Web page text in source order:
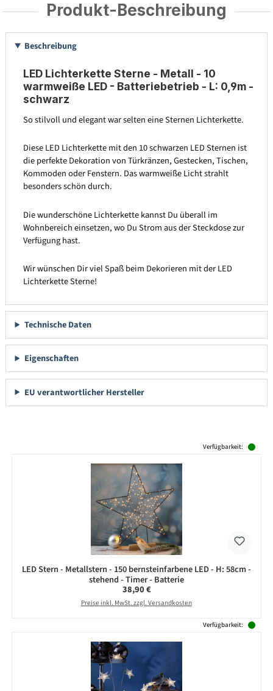
Produkt-Beschreibung
Beschreibung
LED Lichterkette Sterne - Metall - 10
warmweiße LED - Batteriebetrieb - L: 0,9m -
schwarz
So stilvoll und elegant war selten eine Sternen Lichterkette.
Diese LED Lichterkette mit den 10 schwarzen LED Sternen ist
die perfekte Dekoration von Türkränzen, Gestecken, Tischen,
Kommoden oder Fenstern. Das warmweiße Licht strahlt
besonders schön durch.
Die wunderschöne Lichterkette kannst Du überall im
Wohnbereich einsetzen, wo Du Strom aus der Steckdose zur
Verfügung hast.
Wir wünschen Dir viel Spaß beim Dekorieren mit der LED
Lichterkette Sterne!
Technische Daten
Eigenschaften
EU verantwortlicher Hersteller
Verfügbarkeit:
LED Stern - Metallstern - 150 bernsteinfarbene LED - H: 58cm -
stehend - Timer - Batterie
Regulärer Preis:
38,90 €
Preise inkl. MwSt. zzgl. Versandkosten
Verfügbarkeit: